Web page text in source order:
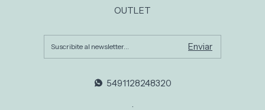
OUTLET
5491128248320
.